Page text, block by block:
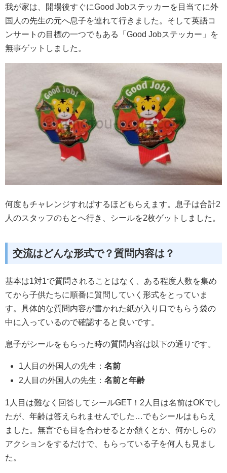
我が家は、開場後すぐにGood Jobステッカーを目当てに外
国人の先生の元へ息子を連れて行きました。そして英語コ
ンサートの目標の一つでもある「Good Jobステッカー」を
無事ゲットしました。
何度もチャレンジすればするほどもらえます。息子は合計2
人のスタッフのもとへ行き、シールを2枚ゲットしました。
交流はどんな形式で？質問内容は？
基本は1対1で質問されることはなく、ある程度人数を集め
てから子供たちに順番に質問していく形式をとっていま
す。具体的な質問内容が書かれた紙が入り口でもらう袋の
中に入っているので確認すると良いです。
息子がシールをもらった時の質問内容は以下の通りです。
1人目の外国人の先生：名前
2人目の外国人の先生：名前と年齢
1人目は難なく回答してシールGET！2人目は名前はOKでし
たが、年齢は答えられませんでした…でもシールはもらえ
ました。無言でも目を合わせるとか頷くとか、何かしらの
アクションをするだけで、もらっている子を何人も見まし
た。